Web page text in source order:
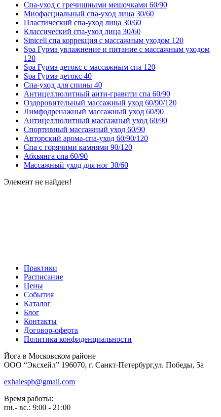
Спа-уход с гречишными мешочками 60/90
Миофасциальный спа-уход лица 30/60
Пластический спа-уход лица 30/60
Классический спа-уход лица 30/60
Sinicell спа коррекция с массажным уходом 120
Spa Гурмэ увлажнение и питание с массажным уходом
120
Spa Гурмэ детокс с массажным спа 120
Spa Гурмэ детокс 40
Спа-уход для спины 40
Антицеллюлитный анти-гравити спа 60/90
Оздоровительный массажный уход 60/90/120
Лимфодренажный массажный уход 60/90
Антицеллюлитный массажный уход 60/90
Спортивный массажный уход 60/90
Авторский арома-спа-уход 60/90/120
Спа с горячими камнями 90/120
Абхьянга спа 60/90
Массажный уход для ног 30/60
Элемент не найден!
Практики
Расписание
Цены
События
Каталог
Блог
Контакты
Договор-оферта
Политика конфиденциальности
Йога в Московском районе
ООО “Эксхейл” 196070, г. Санкт-Петербург,ул. Победы, 5а
exhalespb@gmail.com
Время работы:
пн.- вс.: 9:00 - 21:00